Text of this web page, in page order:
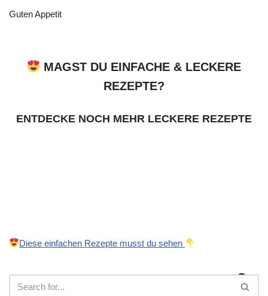
Guten Appetit
MAGST DU EINFACHE & LECKERE
REZEPTE?
ENTDECKE NOCH MEHR LECKERE REZEPTE
Diese einfachen Rezepte musst du sehen